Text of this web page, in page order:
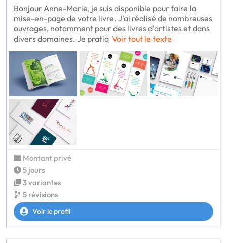
Bonjour Anne-Marie, je suis disponible pour faire la
mise-en-page de votre livre. J'ai réalisé de nombreuses
ouvrages, notamment pour des livres d'artistes et dans
divers domaines. Je pratiq Voir tout le texte
Montant privé
5 jours
3 variantes
5 révisions
Voir le profil